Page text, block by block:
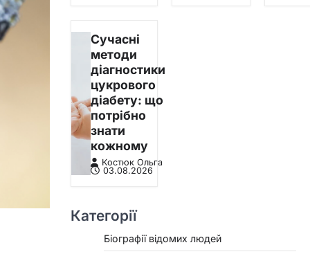
Сучасні
методи
діагностики
цукрового
діабету: що
потрібно
знати
кожному
Костюк Ольга
03.08.2026
Категорії
Біографії відомих людей